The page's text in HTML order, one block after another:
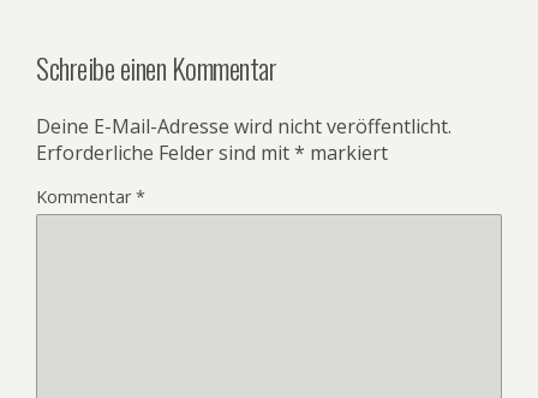
Schreibe einen Kommentar
Deine E-Mail-Adresse wird nicht veröffentlicht.
Erforderliche Felder sind mit* markiert
Kommentar*